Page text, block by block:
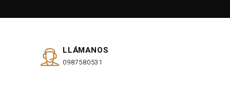
LLÁMANOS
0987580531